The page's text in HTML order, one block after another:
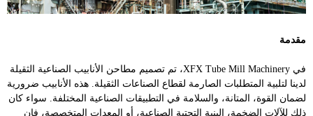
مقدمة
في XFX Tube Mill Machinery، تم تصميم مطاحن الأنابيب الصناعية الثقيلة
لدينا لتلبية المتطلبات الصارمة لقطاع الصناعات الثقيلة. هذه الأنابيب ضرورية
لضمان القوة، المتانة، والسلامة في التطبيقات الصناعية المختلفة. سواء كان
ذلك للآلات الضخمة، البنية التحتية الصناعية، أو المعدات المتخصصة، فإن